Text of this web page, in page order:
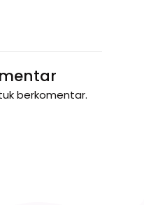
berkomentar.